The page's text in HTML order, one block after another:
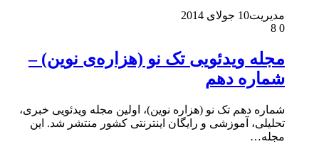
مدیریت10 جولای 2014
0
مجله ویدئویی تک نو (هزاره‌ی نوین) –
شماره دهم
شماره دهم تک نو (هزاره نوین)، اولین مجله ویدئویی خبری،
تحلیلی، آموزشی و رایگان اینترنتی کشور منتشر شد. این
مجله…